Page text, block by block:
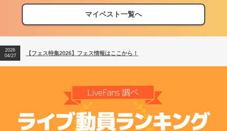
マイベスト一覧へ
【フェス特集2026】フェス情報はここから！
【ライブ動員ランキング】2026年上半期編発表！
2026
04/27
【フェス特集2026】フェス情報はここから！
2026